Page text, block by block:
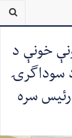
خونې د
سوداګرۍ
سره